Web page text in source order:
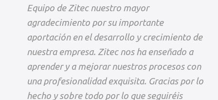
Equipo de Zitec nuestro mayor
agradecimiento por su importante
aportación en el desarrollo y crecimiento de
nuestra empresa. Zitec nos ha enseñado a
aprender y a mejorar nuestros procesos con
una profesionalidad exquisita. Gracias por lo
hecho y sobre todo por lo que seguiréis